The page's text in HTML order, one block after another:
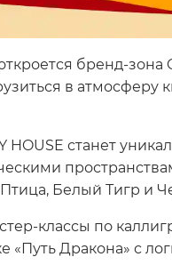
бренд-
в
станет
Белый Тигр и
классы по
«Путь Дракона» с